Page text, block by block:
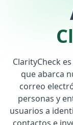
ClarityCheck
que abarca
correo
personas y
usuarios a